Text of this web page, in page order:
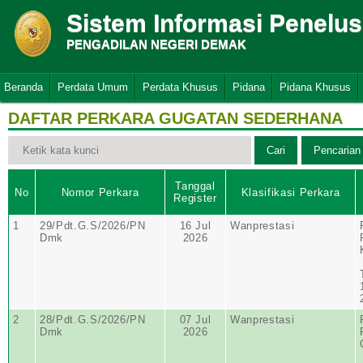
Sistem Informasi
PENGADILAN NEGERI DEMAK
Beranda Perdata Umum Perdata Khusus Pidana Pidana Khusus
DAFTAR PERKARA GUGATAN SEDERHANA
No Nomor Perkara
Tanggal
Register
Klasifikasi Perkara
1
29/Pdt.G.S/2026/PN
Dmk
16 Jul
2026
Wanprestasi
2
28/Pdt.G.S/2026/PN
Dmk
07 Jul
2026
Wanprestasi